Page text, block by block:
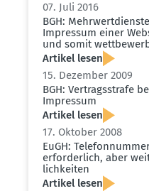
07. Juli 2016
BGH:
Impressum einer
und somit
Artikel lesen
15. Dezember 2009
BGH: Vertrags­strafe
Impressum
Artikel lesen
17. Oktober 2008
EuGH:
erfor­derlich, aber
lich­keiten
Artikel lesen